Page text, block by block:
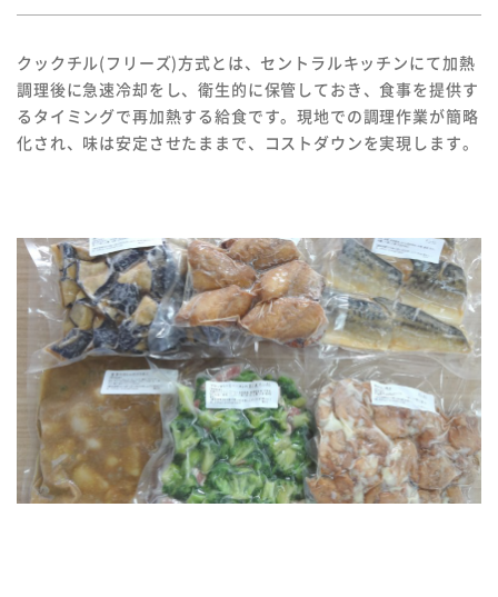
クックチル(フリーズ)方式とは、セントラルキッチンにて加熱
調理後に急速冷却をし、衛生的に保管しておき、食事を提供す
るタイミングで再加熱する給食です。現地での調理作業が簡略
化され、味は安定させたままで、コストダウンを実現します。